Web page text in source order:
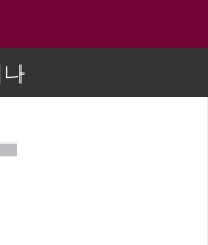
연주
등부 발표
송